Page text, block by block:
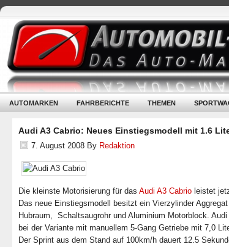
AUTOMARKEN FAHRBERICHTE THEMEN
Audi A3 Cabrio: Neues Einstiegsmodell mit 1.6
7. August 2008 By Redaktion
Die kleinste Motorisierung für das Audi A3 Cabrio leistet
Das neue Einstiegsmodell besitzt ein Vierzylinder
Hubraum, Schaltsaugrohr und Aluminium Motorblock.
bei der Variante mit manuellem 5-Gang Getriebe mit 7,0
Der Sprint aus dem Stand auf 100km/h dauert 12.5